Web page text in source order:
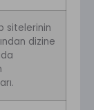
sitelerinin
dizine